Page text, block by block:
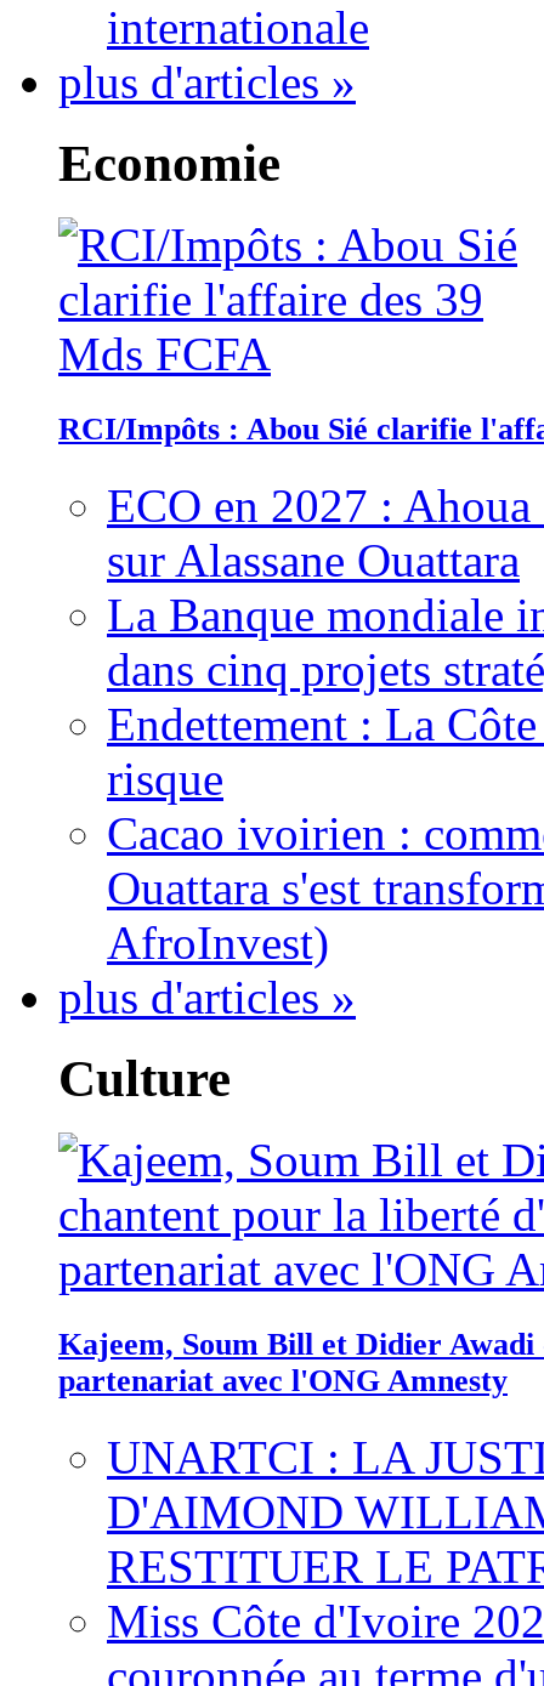
internationale
plus d'articles »
Economie
RCI/Impôts : Abou Sié clarifie
ECO en 2027 :
sur Alassane Ouattara
La Banque mondiale
dans cinq projets
Endettement : La
risque
Cacao ivoirien :
Ouattara s'est
AfroInvest)
plus d'articles »
Culture
Kajeem, Soum Bill et Didier
partenariat avec l'ONG Amnesty
UNARTCI : LA
D'AIMOND
RESTITUER LE
Miss Côte d'Ivoire
couronnée au terme